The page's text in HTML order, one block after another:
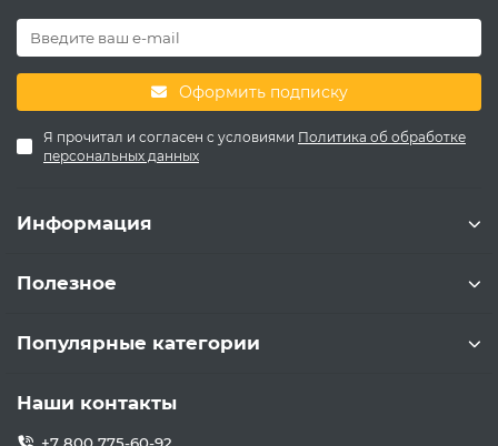
Оформить подписку
Я прочитал и согласен с условиями Политика об обработке
персональных данных
Информация
Полезное
Популярные категории
Наши контакты